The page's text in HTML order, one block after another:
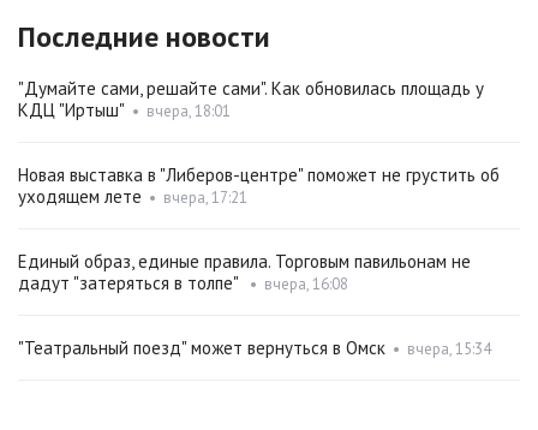
Последние новости
"Думайте сами, решайте сами". Как обновилась площадь у
КДЦ "Иртыш" • вчера, 18:01
Новая выставка в "Либеров-центре" поможет не грустить об
уходящем лете • вчера, 17:21
Единый образ, единые правила. Торговым павильонам не
дадут "затеряться в толпе"
• вчера, 16:08
"Театральный поезд" может вернуться в Омск • вчера, 15:34